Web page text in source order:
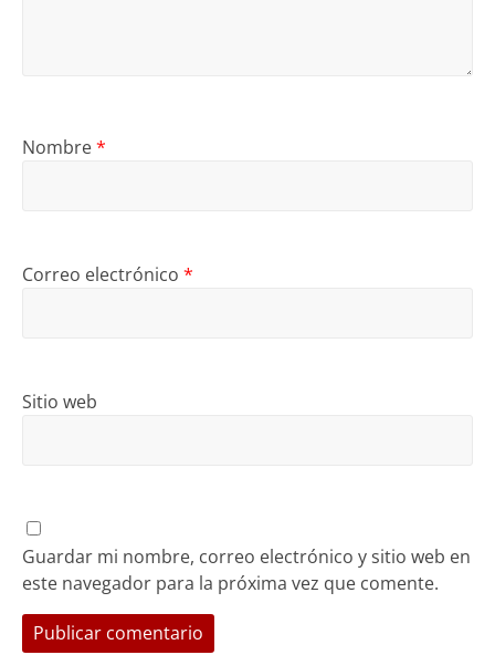
Nombre*
Correo electrónico *
Sitio web
Guardar mi nombre, correo electrónico y sitio web en
este navegador para la próxima vez que comente.